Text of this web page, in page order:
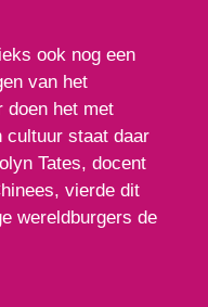
ook nog een
van het
doen het met
cultuur staat daar
Tates, docent
vierde dit
wereldburgers de